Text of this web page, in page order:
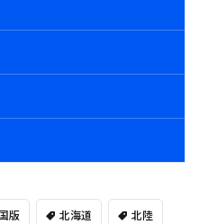
版 北海道 北陸